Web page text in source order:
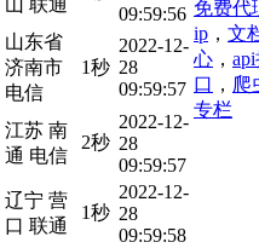
山 联通
09:59:56
山东省
济南市
电信
1秒
2022-12-
28
09:59:57
江苏 南
通 电信
2秒
2022-12-
28
09:59:57
辽宁 营
口 联通
1秒
2022-12-
28
09:59:58
免费代
ip ， 文
心 ，
口 ， 爬
专栏